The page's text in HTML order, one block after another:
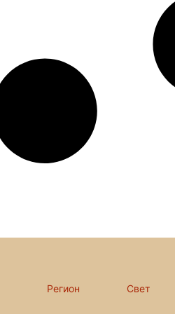
Регион Свет